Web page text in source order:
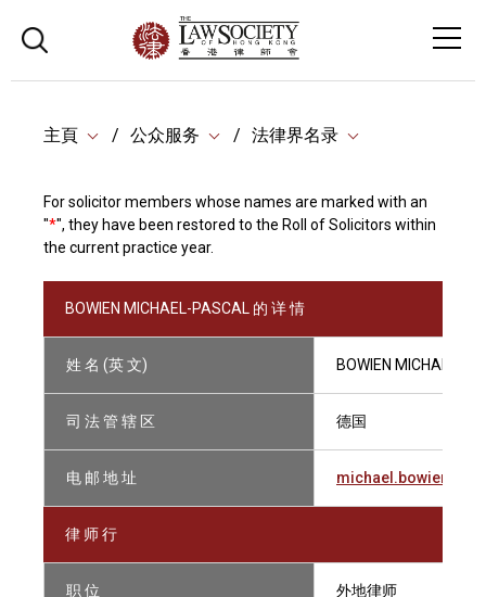
主頁 公众服务 法律界名录
For solicitor members whose names are marked with an
"*", they have been restored to the Roll of Solicitors within
the current practice year.
BOWIEN MICHAEL-PASCAL 的 详 情
姓 名 (英 文) BOWIEN MICHAEL-
司 法 管 辖 区 德国
电 邮 地 址
律 师 行
职 位 外地律师